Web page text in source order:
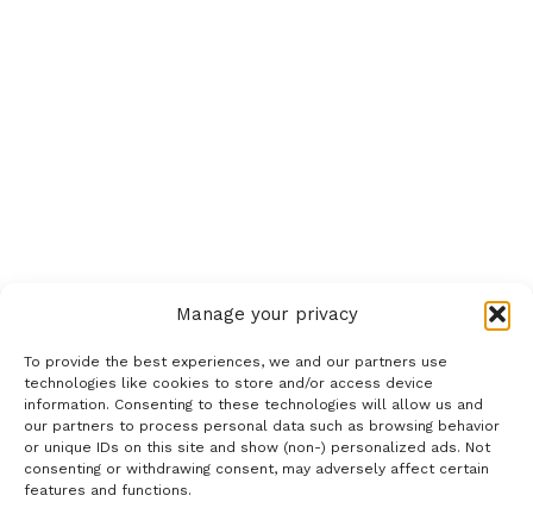
Manage your privacy
To provide the best experiences, we and our partners use
technologies like cookies to store and/or access device
information. Consenting to these technologies will allow us and
our partners to process personal data such as browsing behavior
or unique IDs on this site and show (non-) personalized ads. Not
consenting or withdrawing consent, may adversely affect certain
features and functions.